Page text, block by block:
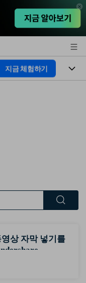
지금 체험하기
상 자막 넣기를